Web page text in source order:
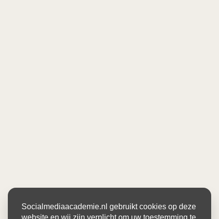
Socialmediaacademie.nl gebruikt cookies op deze